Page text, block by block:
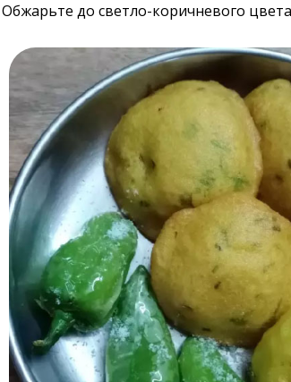
Обжарьте до светло-коричневого